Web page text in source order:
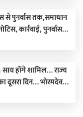
से पुनर्वास तक,समाधान
कार्रवाई, पुनर्वास
साय होंगे शामिल… राज्य
दूसरा दिन… भोरमदेव